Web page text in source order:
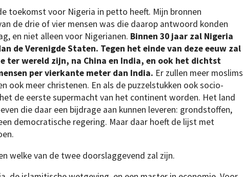
toekomst voor Nigeria in petto heeft. Mijn bronnen
de drie of vier mensen was die daarop antwoord konden
en niet alleen voor Nigerianen. Binnen 30 jaar zal Nigeria
de Verenigde Staten. Tegen het einde van deze eeuw zal
ter wereld zijn, na China en India, en ook het dichtst
per vierkante meter dan India. Er zullen meer moslims
ook meer christenen. En als de puzzelstukken ook socio-
de eerste supermacht van het continent worden. Het land
die daar een bijdrage aan kunnen leveren: grondstoffen,
democratische regering. Maar daar hoeft de lijst met
welke van de twee doorslaggevend zal zijn.